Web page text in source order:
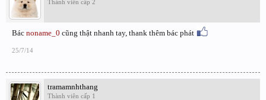
Thành viên cấp 2
Bác noname_0 cũng thật nhanh tay, thank thêm bác phát
25/7/14
tramamnhthang
Thành viên cấp 1